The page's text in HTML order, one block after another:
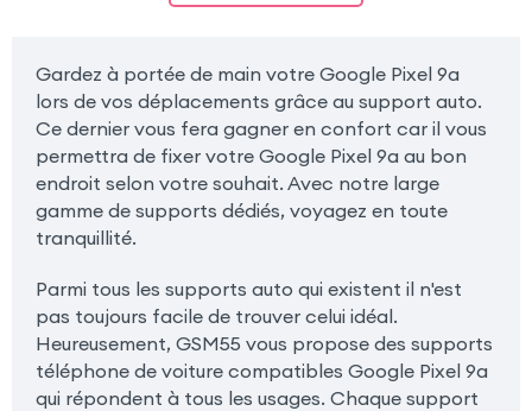
Gardez à portée de main votre Google Pixel 9a
lors de vos déplacements grâce au support auto.
Ce dernier vous fera gagner en confort car il vous
permettra de fixer votre Google Pixel 9a au bon
endroit selon votre souhait. Avec notre large
gamme de supports dédiés, voyagez en toute
tranquillité.
Parmi tous les supports auto qui existent il n'est
pas toujours facile de trouver celui idéal.
Heureusement, GSM55 vous propose des supports
téléphone de voiture compatibles Google Pixel 9a
qui répondent à tous les usages. Chaque support